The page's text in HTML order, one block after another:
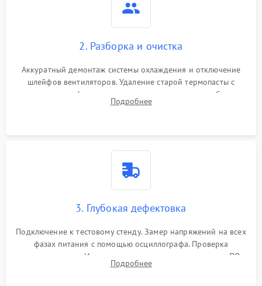
2. Разборка и очистка
Аккуратный демонтаж системы охлаждения и отключение
шлейфов вентиляторов. Удаление старой термопасты с
кристалла графического чипа и термопрокладок с банок
памяти и зоны VRM. Очистка платы от пыли и окислов.
Подробнее
3. Глубокая дефектовка
Подключение к тестовому стенду. Замер напряжений на всех
фазах питания с помощью осциллографа. Проверка
инициализации. Использование специализированного ПО
MATS
Подробнее